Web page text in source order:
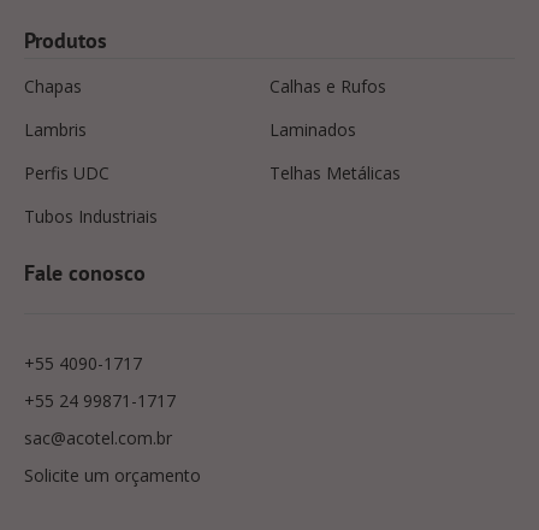
Produtos
Chapas
Calhas e Rufos
Lambris
Laminados
Perfis UDC
Telhas Metálicas
Tubos Industriais
Fale conosco
+55 4090-1717
+55 24 99871-1717
sac@acotel.com.br
Solicite um orçamento